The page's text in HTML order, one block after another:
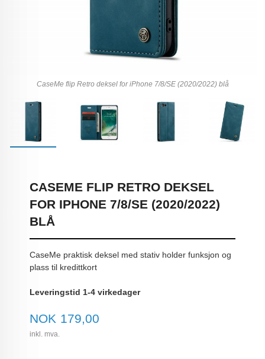
CaseMe flip Retro deksel for iPhone 7/8/SE (2020/2022) blå
CASEME FLIP RETRO DEKSEL
FOR IPHONE 7/8/SE (2020/2022)
BLÅ
CaseMe praktisk deksel med stativ holder funksjon og
plass til kredittkort
Leveringstid 1-4 virkedager
Pris
NOK 179,00
inkl. mva.